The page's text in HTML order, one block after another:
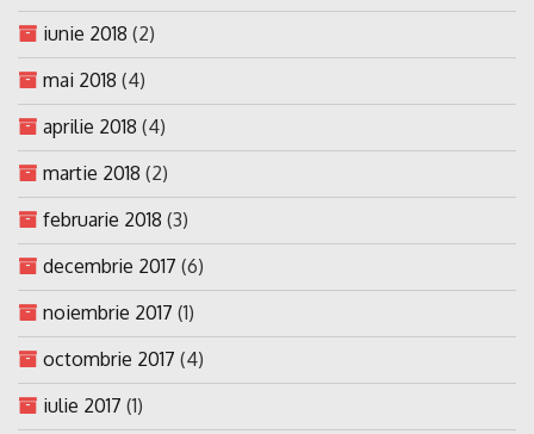
iunie 2018 (2)
mai 2018 (4)
aprilie 2018 (4)
martie 2018 (2)
februarie 2018 (3)
decembrie 2017 (6)
noiembrie 2017 (1)
octombrie 2017 (4)
iulie 2017 (1)